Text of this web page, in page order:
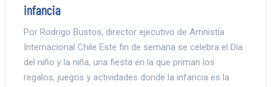
infancia
Por Rodrigo Bustos, director ejecutivo de Amnistía
Internacional Chile Este fin de semana se celebra el Día
del niño y la niña, una fiesta en la que priman los
regalos, juegos y actividades donde la infancia es la